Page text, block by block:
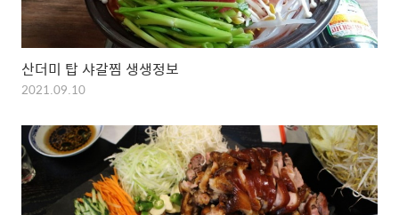
산더미 탑 샤갈찜 생생정보
2021.09.10